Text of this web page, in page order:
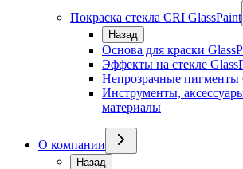
Покраска стекла CRI GlassPaint
Назад
Основа для краски
Эффекты на стекле
Непрозрачные пигменты
Инструменты,
материалы
О компании
Назад